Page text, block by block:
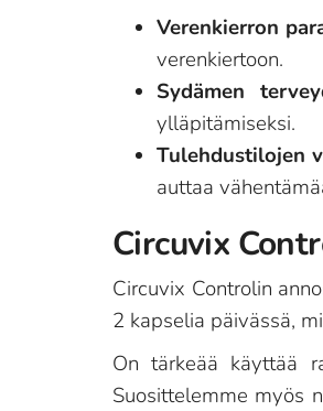
Verenkierron
verenkiertoon.
Sydämen
ylläpitämiseksi.
Tulehdustilojen
auttaa
Circuvix
Circuvix Controlin
2 kapselia päivässä,
On tärkeää käyttää
Suosittelemme myös